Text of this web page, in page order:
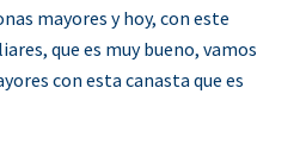
mayores y hoy, con este
que es muy bueno, vamos
con esta canasta que es